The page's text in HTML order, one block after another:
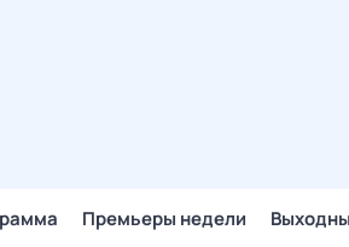
Премьеры недели